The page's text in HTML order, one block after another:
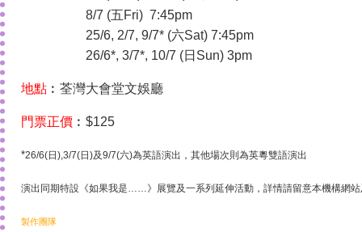
8/7 (五Fri) 7:45pm
25/6, 2/7, 9/7* (六Sat) 7:45pm
26/6*, 3/7*, 10/7 (日Sun) 3pm
地點 ︰荃灣大會堂文娛廳
門票正價 ︰$125
*26/6(日),3/7(日)及9/7(六)為英語演出，其他場次則為英粵雙語演出
演出同期特設《如果我是……》展覽及一系列延伸活動，詳情請留意本機構網
製作團隊